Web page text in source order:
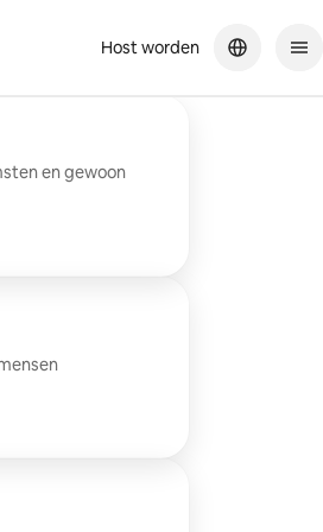
Host worden
en gewoon